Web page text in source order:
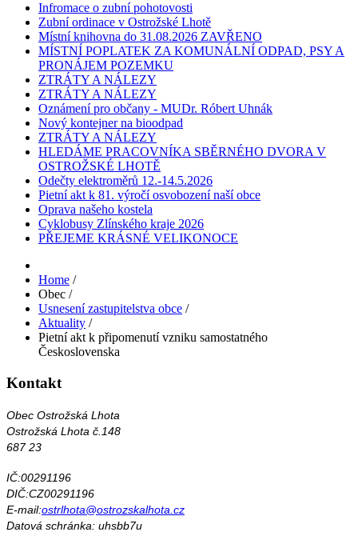
Infromace o zubní pohotovosti
Zubní ordinace v Ostrožské Lhotě
Místní knihovna do 31.08.2026 ZAVŘENO
MÍSTNÍ POPLATEK ZA KOMUNÁLNÍ ODPAD, PSY A
PRONÁJEM POZEMKU
ZTRÁTY A NÁLEZY
ZTRÁTY A NÁLEZY
Oznámení pro občany - MUDr. Róbert Uhnák
Nový kontejner na bioodpad
ZTRÁTY A NÁLEZY
HLEDÁME PRACOVNÍKA SBĚRNÉHO DVORA V
OSTROŽSKÉ LHOTĚ
Odečty elektroměrů 12.-14.5.2026
Pietní akt k 81. výročí osvobození naší obce
Oprava našeho kostela
Cyklobusy Zlínského kraje 2026
PŘEJEME KRÁSNÉ VELIKONOCE
Home /
Obec /
Usnesení zastupitelstva obce /
Aktuality /
Pietní akt k připomenutí vzniku samostatného
Československa
Kontakt
Obec Ostrožská Lhota
Ostrožská Lhota č.148
687 23
IČ:00291196
DIČ:CZ00291196
E-mail:ostrlhota@ostrozskalhota.cz
Datová schránka: uhsbb7u